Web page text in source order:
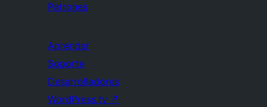
Patrones
Aprender
Soporte
Desarrolladores
WordPress.tv ↗